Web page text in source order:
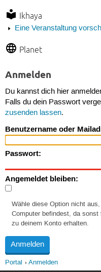
Ikhaya
Eine Veranstaltung
Planet
Anmelden
Du kannst dich hier
Falls du dein Passwort
zusenden lassen.
Benutzername oder
Passwort:
Angemeldet bleiben:
Wähle diese Option nicht
Computer befindest, da
zu deinem Konto erhalten.
Portal Anmelden